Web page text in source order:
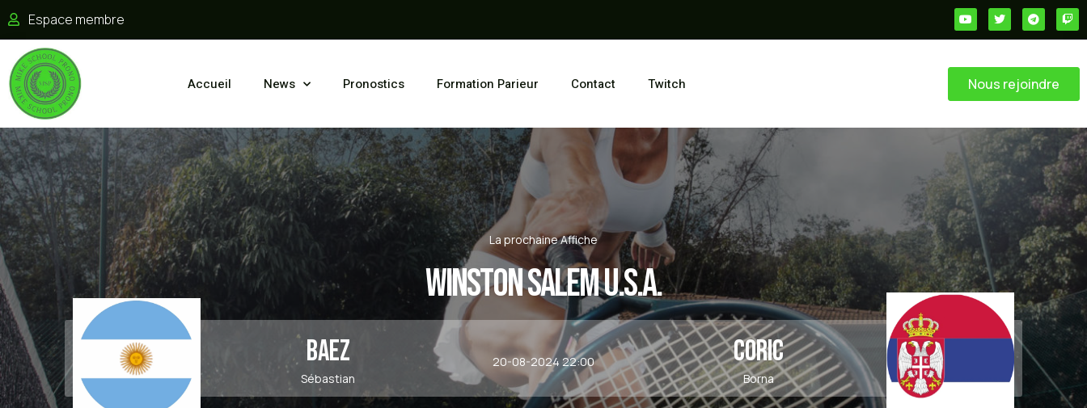
Espace membre
Accueil News Pronostics Formation Parieur Contact Twitch Nous rejoindre
La prochaine Affiche
Winston Salem U.S.A.
Baez
Sébastian
20-08-2024 22:00 Coric
Borna